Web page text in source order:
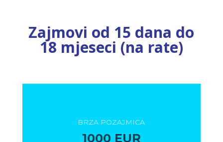
Zajmovi od 15 dana do
18 mjeseci (na rate)
BRZA POZAJMICA
1000 EUR